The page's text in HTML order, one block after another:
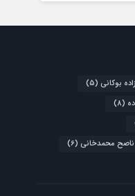
بوکانی (5)
(8)
ناصح محمدخانی (6)